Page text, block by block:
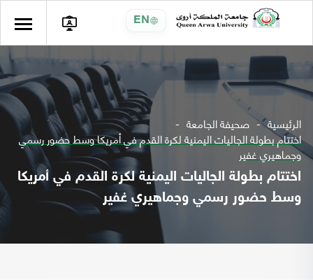
EN
الرئيسية صحيفة الجامعة
اختتام بطولة الجاليات اليمنية لكرة القدم في أمريكا وسط حضور رسمي
وجماهيري غفير
اختتام بطولة الجاليات اليمنية لكرة القدم في أمريكا
وسط حضور رسمي وجماهيري غفير